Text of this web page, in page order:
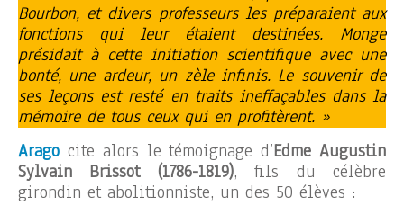
Bourbon, et divers professeurs les préparaient aux
fonctions qui leur étaient destinées. Monge
présidait à cette initiation scientifique avec une
bonté, une ardeur, un zèle infinis. Le souvenir de
ses leçons est resté en traits ineffaçables dans la
mémoire de tous ceux qui en profitèrent. »
Arago cite alors le témoignage d’Edme Augustin
Sylvain
Brissot (1786-1819), fils du célèbre
girondin et abolitionniste, un des 50 élèves :